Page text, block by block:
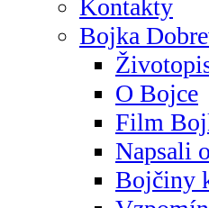
Kontakty
Bojka
O Bojce
Film
Napsali
Bojčiny